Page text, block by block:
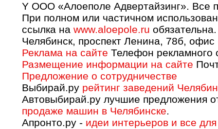
Y OOO «Алоеполе Адвертайзинг».
При полном или частичном
ссылка на www.aloepole.ru обязательна.
Челябинск, проспект Ленина, 78б, офис
Реклама на сайте Телефон рекламного
Размещение информации на сайте
Предложение о сотрудничестве
Выбирай.ру рейтинг заведений
Автовыбирай.ру лучшие предложения
продаже машин в Челябинске.
Апронто.ру - идеи интерьеров и все